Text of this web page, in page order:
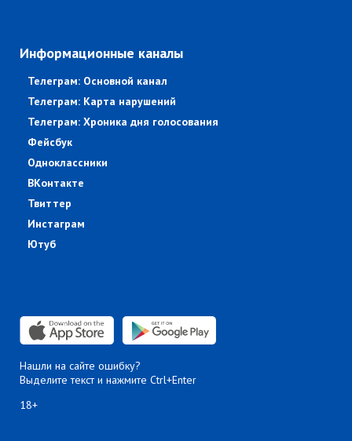
Информационные каналы
Телеграм: Основной канал
Телеграм: Карта нарушений
Телеграм: Хроника дня голосования
Фейсбук
Одноклассники
ВКонтакте
Твиттер
Инстаграм
Ютуб
Нашли на сайте ошибку?
Выделите текст и нажмите Ctrl+Enter
18+